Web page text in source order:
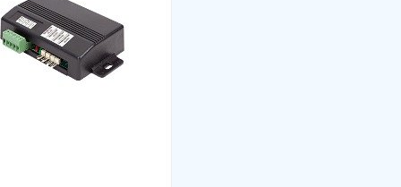
bakım süresi sonunda sistemi kilitleme
bir durağa kayıt verebilme ve istenilen sayıda
(TR)